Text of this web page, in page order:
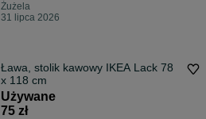
Żużela
31 lipca 2026
Ława, stolik kawowy IKEA Lack 78
x 118 cm
Używane
75 zł